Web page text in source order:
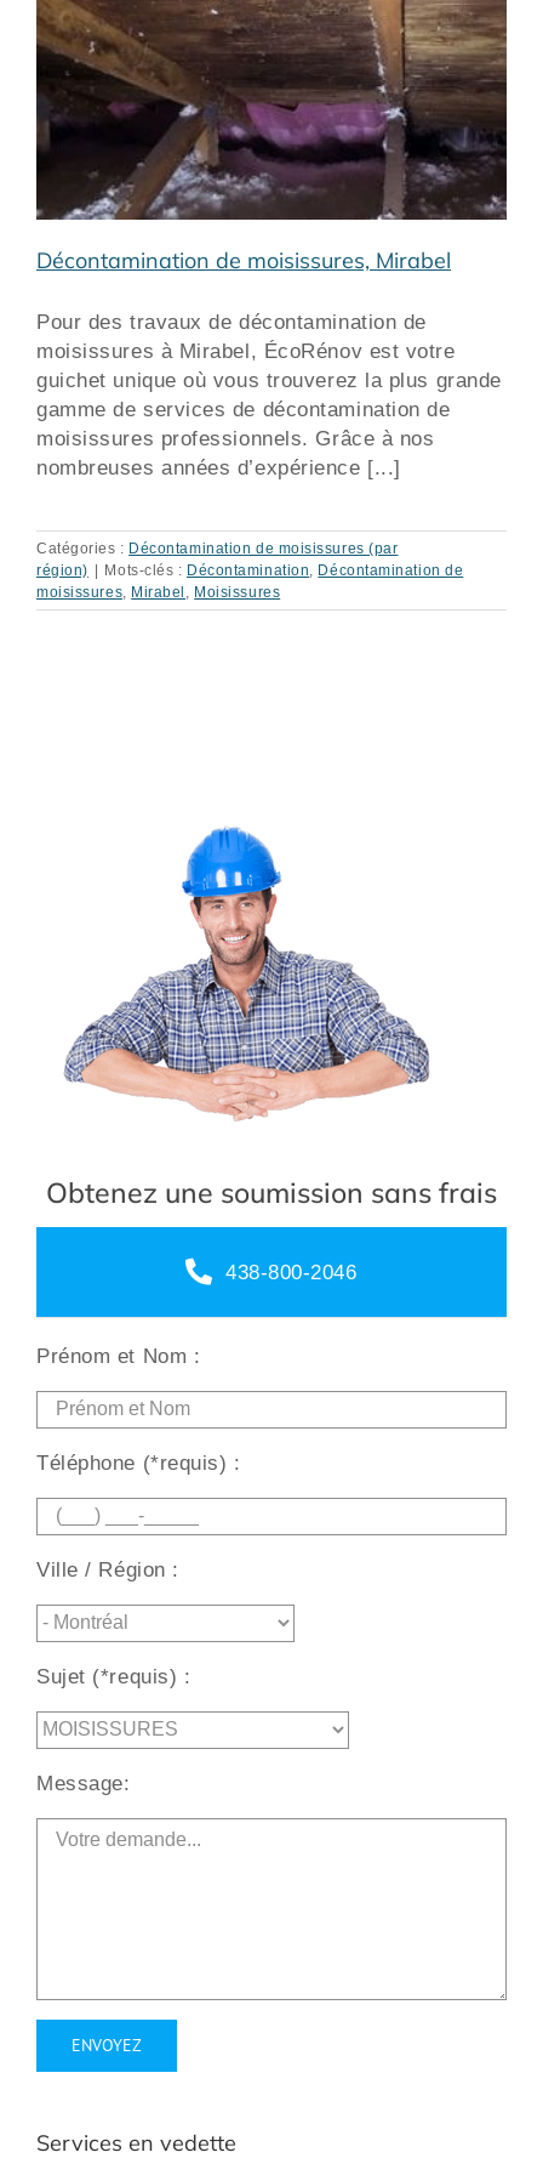
Décontamination de moisissures, Mirabel
Pour des travaux de décontamination de
moisissures à Mirabel, ÉcoRénov est votre
guichet unique où vous trouverez la plus grande
gamme de services de décontamination de
moisissures professionnels. Grâce à nos
nombreuses années d’expérience [...]
Catégories : Décontamination de moisissures (par
région) | Mots-clés : Décontamination, Décontamination de
moisissures, Mirabel , Moisissures
Obtenez une soumission sans frais
438-800-2046
Prénom et Nom :
Téléphone (*requis) :
Ville / Région :
Sujet (*requis) :
Message:
Services en vedette